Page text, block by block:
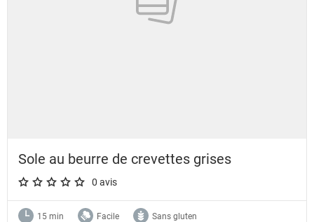
Sole au beurre de crevettes grises
A star rating of 0 out of 5.
0 avis
15 min Facile Sans gluten